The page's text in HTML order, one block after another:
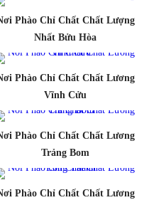
Phào Chỉ Chất Chất Lượng
Nhất Bửu Hòa
Phào Chỉ Chất Chất Lương
Vĩnh Cửu
Phào Chỉ Chất Chất Lương
Trảng Bom
Phào Chỉ Chất Chất Lương